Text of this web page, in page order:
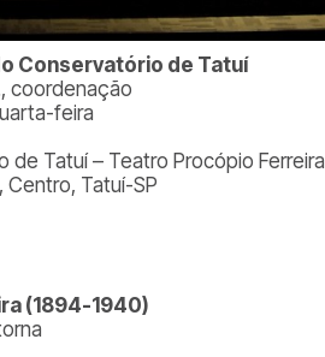
Conservatório de Tatuí
coordenação
feira
de Tatuí – Teatro Procópio Ferreira
Centro, Tatuí-SP
(1894-1940)